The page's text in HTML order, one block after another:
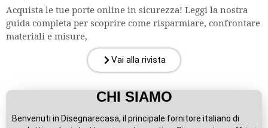
Acquista le tue porte online in sicurezza! Leggi la nostra
guida completa per scoprire come risparmiare, confrontare
materiali e misure,
Vai alla rivista
CHI SIAMO
Benvenuti in Disegnarecasa, il principale fornitore italiano di